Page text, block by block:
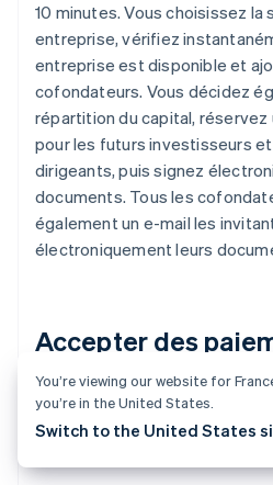
10 minutes. Vous choisissez
entreprise, vérifiez
entreprise est disponible et
cofondateurs. Vous décidez
répartition du capital, réservez
pour les futurs investisseurs
dirigeants, puis signez
documents. Tous les
également un e-mail les
électroniquement leurs
Accepter des
effectuer des
bancaires avant
votre numéro EIN
You’re viewing our website for
you’re in the United States.
Switch to the United States